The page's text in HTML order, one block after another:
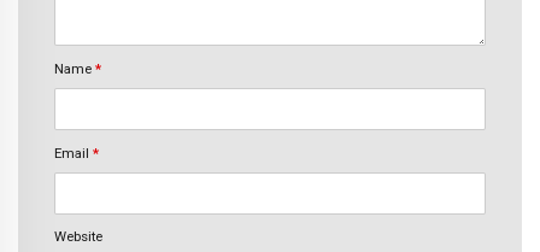
Name *
Email *
Website